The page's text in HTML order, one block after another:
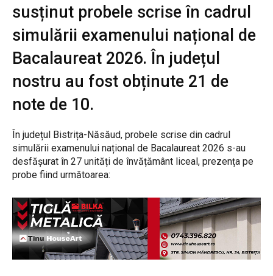
susținut probele scrise în cadrul
simulării examenului național de
Bacalaureat 2026. În județul
nostru au fost obținute 21 de
note de 10.
În județul Bistrița-Năsăud, probele scrise din cadrul
simulării examenului național de Bacalaureat 2026 s-au
desfășurat în 27 unități de învățământ liceal, prezența pe
probe fiind următoarea: